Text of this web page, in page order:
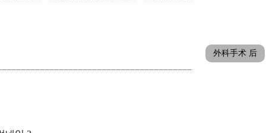
外科手术 后